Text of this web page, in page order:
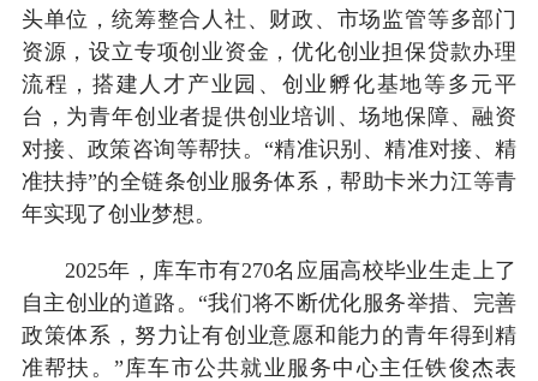
头单位，统筹整合人社、财政、市场监管等多部门
资源，设立专项创业资金，优化创业担保贷款办理
流程，搭建人才产业园、创业孵化基地等多元平
台，为青年创业者提供创业培训、场地保障、融资
对接、政策咨询等帮扶。“精准识别、精准对接、精
准扶持”的全链条创业服务体系，帮助卡米力江等青
年实现了创业梦想。
2025年，库车市有270名应届高校毕业生走上了
自主创业的道路。“我们将不断优化服务举措、完善
政策体系，努力让有创业意愿和能力的青年得到精
准帮扶。”库车市公共就业服务中心主任铁俊杰表